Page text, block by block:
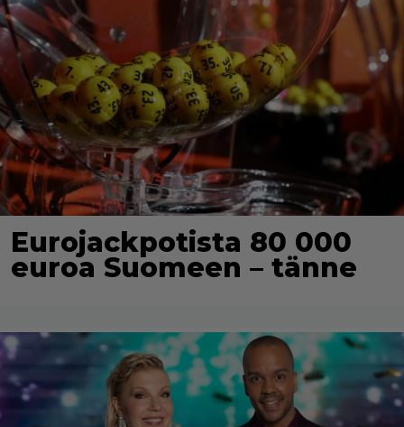
Eurojackpotista 80 000
euroa Suomeen – tänne